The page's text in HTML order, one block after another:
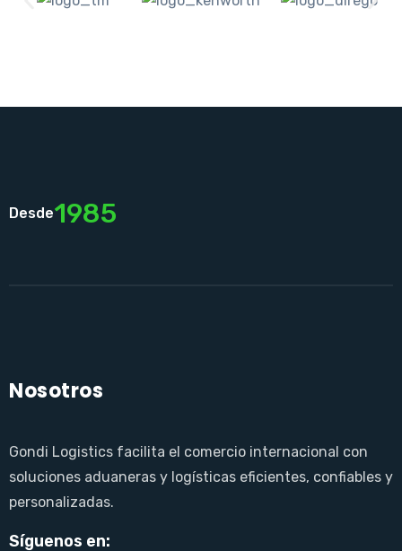
Desde1985
Nosotros
Gondi Logistics facilita el comercio internacional con
soluciones aduaneras y logísticas eficientes, confiables y
personalizadas.
Síguenos en: